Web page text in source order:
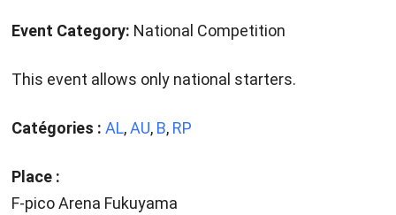
Event Category: National Competition
This event allows only national starters.
Catégories : AL,AU, B, RP
Place :
F-pico Arena Fukuyama